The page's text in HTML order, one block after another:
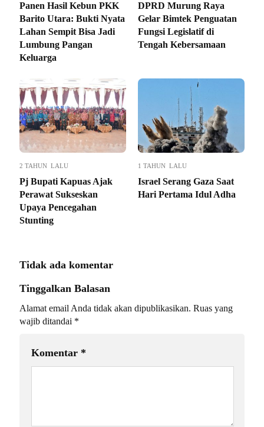
Panen Hasil Kebun PKK
Barito Utara: Bukti Nyata
Lahan Sempit Bisa Jadi
Lumbung Pangan
Keluarga
DPRD Murung Raya
Gelar Bimtek Penguatan
Fungsi Legislatif di
Tengah Kebersamaan
2 TAHUN LALU
Pj Bupati Kapuas Ajak
Perawat Sukseskan
Upaya Pencegahan
Stunting
1 TAHUN LALU
Israel Serang Gaza Saat
Hari Pertama Idul Adha
Tidak ada komentar
Tinggalkan Balasan
Alamat email Anda tidak akan dipublikasikan. Ruas yang
wajib ditandai *
Komentar *